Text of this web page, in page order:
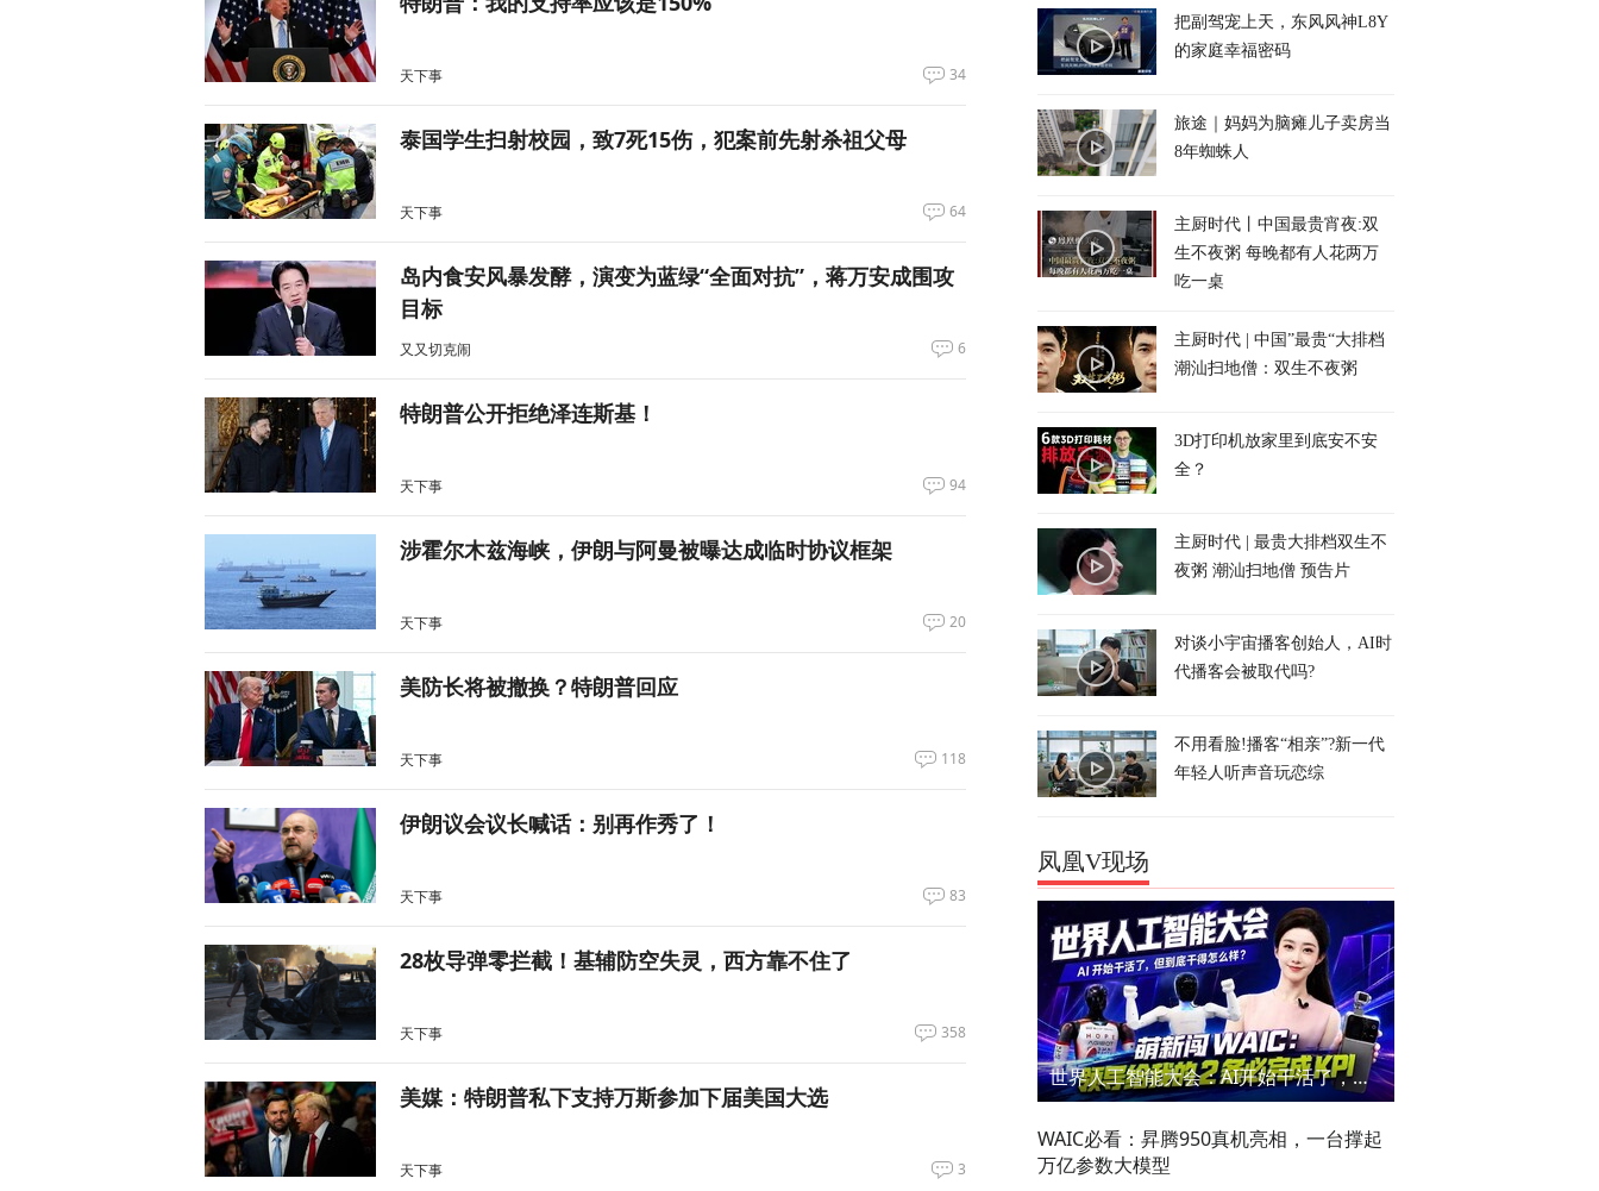
天下事 34
泰国学生扫射校园，致7死15伤，犯案前先射杀祖父母
天下事 64
岛内食安风暴发酵，演变为蓝绿“全面对抗”，蒋万安成围攻
目标
又又切克闹 6
特朗普公开拒绝泽连斯基！
天下事 94
涉霍尔木兹海峡，伊朗与阿曼被曝达成临时协议框架
天下事 20
美防长将被撤换？特朗普回应
天下事 118
伊朗议会议长喊话：别再作秀了！
天下事 83
28枚导弹零拦截！基辅防空失灵，西方靠不住了
天下事 358
美媒：特朗普私下支持万斯参加下届美国大选
天下事 3
把副驾宠上天，东风风神L8Y
的家庭幸福密码
旅途｜妈妈为脑瘫儿子卖房当
8年蜘蛛人
主厨时代丨中国最贵宵夜:双
生不夜粥 每晚都有人花两万
吃一桌
主厨时代 | 中国”最贵“大排档
潮汕扫地僧：双生不夜粥
3D打印机放家里到底安不安
全？
主厨时代 | 最贵大排档双生不
夜粥 潮汕扫地僧 预告片
对谈小宇宙播客创始人，AI时
代播客会被取代吗?
不用看脸!播客“相亲”?新一代
年轻人听声音玩恋综
凤凰V现场
世界人工智能大会：AI开始干活了，但到底干的怎么样？萌新闯WAIC
WAIC必看：昇腾950真机亮相，一台撑起
万亿参数大模型